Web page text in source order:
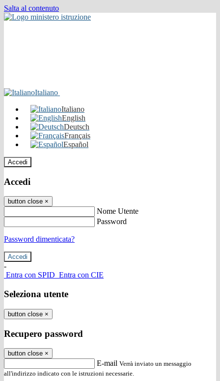
Salta al contenuto
Italiano
Italiano
English
Deutsch
Français
Español
Accedi
Accedi
button close ×
Nome Utente
Password
Password dimenticata?
-
Entra con SPID Entra con CIE
Seleziona utente
button close ×
Recupero password
button close ×
E-mail Verrà inviato un messaggio
all'indirizzo indicato con le istruzioni necessarie.